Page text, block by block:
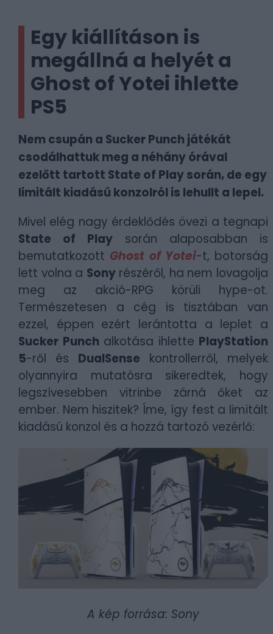
Egy kiállításon is
megállná a helyét a
Ghost of Yotei ihlette
PS5
Nem csupán a Sucker Punch játékát
csodálhattuk meg a néhány órával
ezelőtt tartott State of Play során, de egy
limitált kiadású konzolról is lehullt a lepel.
Mivel elég nagy érdeklődés övezi a tegnapi
State of Play során alaposabban is
bemutatkozott Ghost of Yotei-t, botorság
lett volna a Sonyrészéről, ha nem lovagolja
meg az akció-RPG körüli hype-ot.
Természetesen a cég is tisztában van
ezzel, éppen ezért lerántotta a leplet a
Sucker Punch alkotása ihlette PlayStation
5-ről és DualSense kontrollerről, melyek
olyannyira mutatósra sikeredtek, hogy
legszívesebben vitrinbe zárná őket az
ember. Nem hiszitek? Íme, így fest a limitált
kiadású konzol és a hozzá tartozó vezérlő:
A kép forrása: Sony